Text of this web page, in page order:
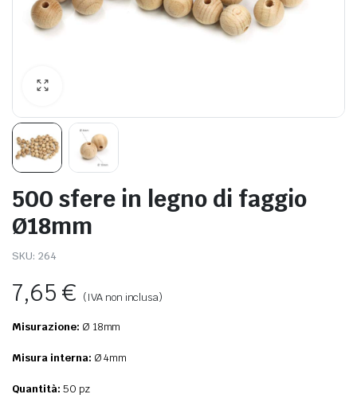
500 sfere in legno di faggio
Ø18mm
SKU: 264
7,65€ (IVA non inclusa)
Misurazione: Ø 18mm
Misura interna: Ø 4mm
Quantità: 50 pz